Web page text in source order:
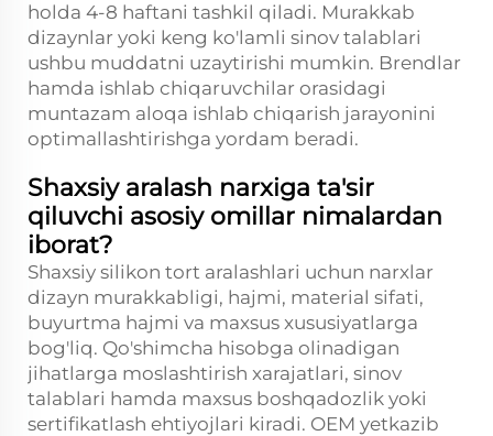
holda 4-8 haftani tashkil qiladi. Murakkab
dizaynlar yoki keng ko'lamli sinov talablari
ushbu muddatni uzaytirishi mumkin. Brendlar
hamda ishlab chiqaruvchilar orasidagi
muntazam aloqa ishlab chiqarish jarayonini
optimallashtirishga yordam beradi.
Shaxsiy aralash narxiga ta'sir
qiluvchi asosiy omillar nimalardan
iborat?
Shaxsiy silikon tort aralashlari uchun narxlar
dizayn murakkabligi, hajmi, material sifati,
buyurtma hajmi va maxsus xususiyatlarga
bog'liq. Qo'shimcha hisobga olinadigan
jihatlarga moslashtirish xarajatlari, sinov
talablari hamda maxsus boshqadozlik yoki
sertifikatlash ehtiyojlari kiradi. OEM yetkazib